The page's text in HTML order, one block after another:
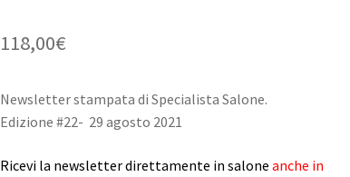
118,00€
Newsletter stampata di Specialista Salone.
Edizione #22- 29 agosto 2021
Ricevi la newsletter direttamente in salone anche in